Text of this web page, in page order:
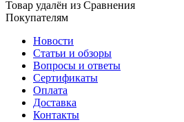
Товар удалён из Сравнения
Покупателям
Новости
Статьи и обзоры
Вопросы и ответы
Сертификаты
Оплата
Доставка
Контакты